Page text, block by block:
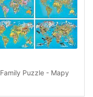
Family Puzzle - Mapy